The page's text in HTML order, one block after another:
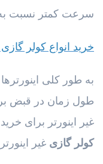
سرعت کمتر نسبت به
خرید انواع کولر گازی
به طور کلی
طول زمان در قبض
غیر اینورتر برای
کولر گازی غیر